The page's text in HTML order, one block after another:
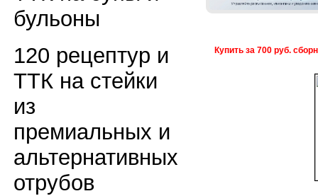
бульоны
120 рецептур и
ТТК на стейки
из
премиальных и
альтернативных
отрубов
Купить за 700 руб.